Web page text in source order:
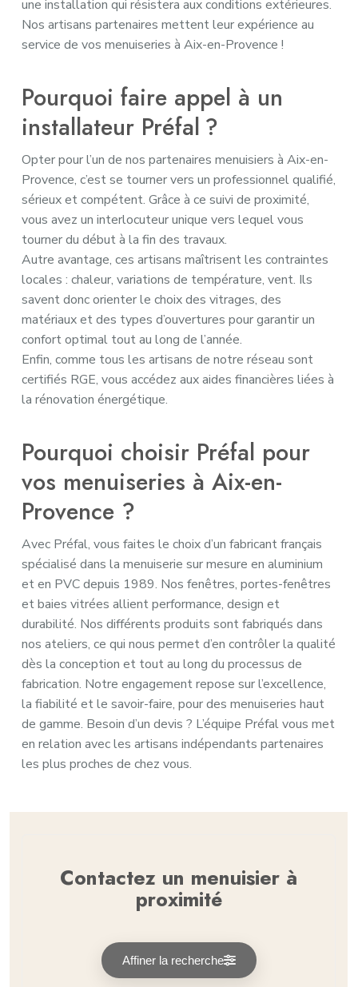
une installation qui résistera aux conditions extérieures.
Nos artisans partenaires mettent leur expérience au
service de vos menuiseries à Aix-en-Provence !
Pourquoi faire appel à un
installateur Préfal ?
Opter pour l’un de nos partenaires menuisiers à Aix-en-
Provence, c’est se tourner vers un professionnel qualifié,
sérieux et compétent. Grâce à ce suivi de proximité,
vous avez un interlocuteur unique vers lequel vous
tourner du début à la fin des travaux.
Autre avantage, ces artisans maîtrisent les contraintes
locales : chaleur, variations de température, vent. Ils
savent donc orienter le choix des vitrages, des
matériaux et des types d’ouvertures pour garantir un
confort optimal tout au long de l’année.
Enfin, comme tous les artisans de notre réseau sont
certifiés RGE, vous accédez aux aides financières liées à
la rénovation énergétique.
Pourquoi choisir Préfal pour
vos menuiseries à Aix-en-
Provence ?
Avec Préfal, vous faites le choix d’un fabricant français
spécialisé dans la menuiserie sur mesure en aluminium
et en PVC depuis 1989. Nos fenêtres, portes-fenêtres
et baies vitrées allient performance, design et
durabilité. Nos différents produits sont fabriqués dans
nos ateliers, ce qui nous permet d’en contrôler la qualité
dès la conception et tout au long du processus de
fabrication. Notre engagement repose sur l’excellence,
la fiabilité et le savoir-faire, pour des menuiseries haut
de gamme. Besoin d’un devis ? L’équipe Préfal vous met
en relation avec les artisans indépendants partenaires
les plus proches de chez vous.
Contactez un menuisier à
proximité
Affiner la recherche